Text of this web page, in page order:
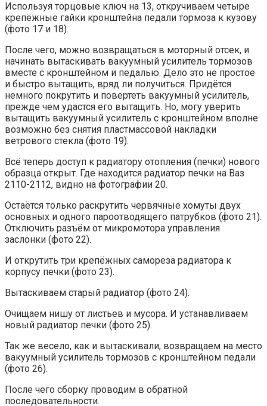
Используя торцовые ключ на 13, откручиваем четыре
крепёжные гайки кронштейна педали тормоза к кузову
(фото 17 и 18).
После чего, можно возвращаться в моторный отсек, и
начинать вытаскивать вакуумный усилитель тормозов
вместе с кронштейном и педалью. Дело это не простое
и быстро вытащить, вряд ли получиться. Придётся
немного покрутить и повертеть вакуумный усилитель,
прежде чем удастся его вытащить. Но, могу уверить
вытащить вакуумный усилитель с кронштейном вполне
возможно без снятия пластмассовой накладки
ветрового стекла (фото 19).
Всё теперь доступ к радиатору отопления (печки) нового
образца открыт. Где находится радиатор печки на Ваз
2110-2112, видно на фотографии 20.
Остаётся только раскрутить червячные хомуты двух
основных и одного пароотводящего патрубков (фото 21).
Отключить разъём от микромотора управления
заслонки (фото 22).
И открутить три крепёжных самореза радиатора к
корпусу печки (фото 23).
Вытаскиваем старый радиатор (фото 24).
Очищаем нишу от листьев и мусора. И устанавливаем
новый радиатор печки (фото 25).
Так же весело, как и вытаскивали, возвращаем на место
вакуумный усилитель тормозов с кронштейном педали
(фото 26).
После чего сборку проводим в обратной
последовательности.